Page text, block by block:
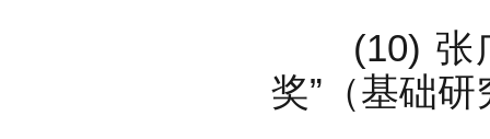
(10) 张广
奖”（基础研